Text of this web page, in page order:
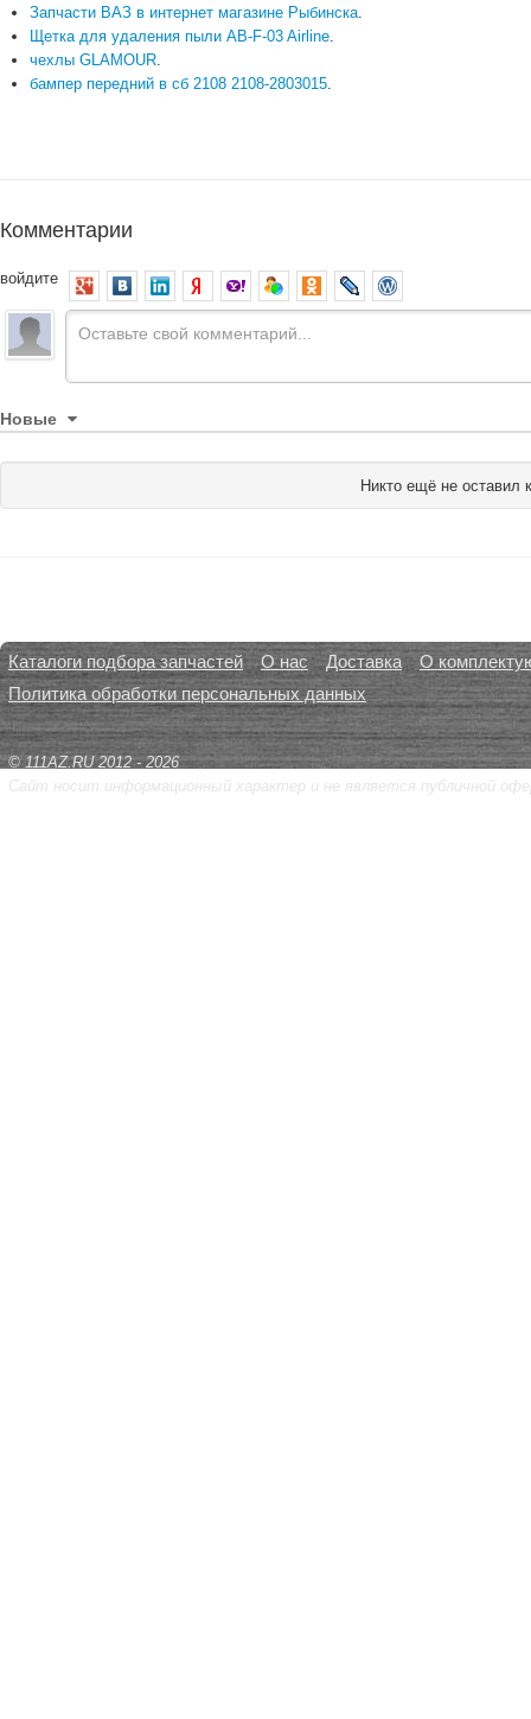
Запчасти ВАЗ в интернет магазине Рыбинска.
Щетка для удаления пыли AB-F-03 Airline.
чехлы GLAMOUR.
бампер передний в сб 2108 2108-2803015.
Комментарии
войдите
Новые
Никто ещё не оставил
Каталоги подбора запчастей О нас Доставка
О
Политика обработки персональных данных
© 111AZ.RU 2012 - 2026
Сайт носит информационный характер и не является публичной